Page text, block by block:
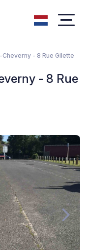
Cheverny - 8 Rue Gilette
- 8 Rue